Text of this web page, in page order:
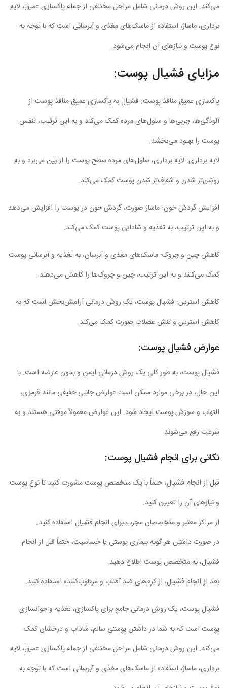
می‌کند. این روش درمانی شامل مراحل مختلفی از جمله پاکسازی عمیق، لایه
برداری، ماساژ، استفاده از ماسک‌های مغذی و آبرسانی است که با توجه به
نوع پوست و نیازهای آن انجام می‌شود.
مزایای فشیال پوست:
پاکسازی عمیق منافذ پوست: فشیال به پاکسازی عمیق منافذ پوست از
آلودگی‌ها، چربی‌ها و سلول‌های مرده کمک می‌کند و به این ترتیب، تنفس
پوست را بهبود می‌بخشد.
لایه برداری: لایه برداری، سلول‌های مرده سطح پوست را از بین می‌برد و به
روشن‌تر شدن و شفاف‌تر شدن پوست کمک می‌کند.
افزایش گردش خون: ماساژ صورت، گردش خون در پوست را افزایش می‌دهد
و به این ترتیب، به تغذیه و شادابی پوست کمک می‌کند.
کاهش چین و چروک: ماسک‌های مغذی و آبرسان، به تغذیه و آبرسانی پوست
کمک می‌کنند و به این ترتیب، چین و چروک‌ها را کاهش می‌دهند.
کاهش استرس: فشیال پوست، یک روش درمانی آرامش‌بخش است که به
کاهش استرس و تنش عضلات صورت کمک می‌کند.
عوارض فشیال پوست:
فشیال پوست، به طور کلی یک روش درمانی ایمن و بدون عارضه است. با
این حال، در برخی موارد ممکن است عوارض جانبی خفیفی مانند قرمزی،
التهاب و سوزش پوست ایجاد شود. این عوارض معمولاً موقتی هستند و به
سرعت رفع می‌شوند.
نکاتی برای انجام فشیال پوست:
قبل از انجام فشیال، حتماً با یک متخصص پوست مشورت کنید تا نوع پوست
و نیازهای آن را تعیین کنید.
از مراکز معتبر و متخصصان مجرب برای انجام فشیال استفاده کنید.
در صورت داشتن هر گونه بیماری پوستی یا حساسیت، حتماً قبل از انجام
فشیال، به متخصص پوست اطلاع دهید.
بعد از انجام فشیال، از کرم‌های ضد آفتاب و مرطوب‌کننده استفاده کنید.
فشیال پوست، یک روش درمانی جامع برای پاکسازی، تغذیه و جوانسازی
پوست است که به شما در داشتن پوستی سالم، شاداب و درخشان کمک
می‌کند. این روش درمانی شامل مراحل مختلفی از جمله پاکسازی عمیق، لایه
برداری، ماساژ، استفاده از ماسک‌های مغذی و آبرسانی است که با توجه به